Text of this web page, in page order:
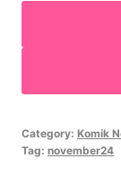
Category: Komik
Tag: november24